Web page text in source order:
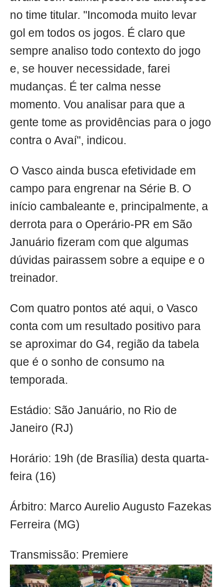
no time titular. "Incomoda muito levar
gol em todos os jogos. É claro que
sempre analiso todo contexto do jogo
e, se houver necessidade, farei
mudanças. É ter calma nesse
momento. Vou analisar para que a
gente tome as providências para o jogo
contra o Avaí", indicou.
O Vasco ainda busca efetividade em
campo para engrenar na Série B. O
início cambaleante e, principalmente, a
derrota para o Operário-PR em São
Januário fizeram com que algumas
dúvidas pairassem sobre a equipe e o
treinador.
Com quatro pontos até aqui, o Vasco
conta com um resultado positivo para
se aproximar do G4, região da tabela
que é o sonho de consumo na
temporada.
Estádio: São Januário, no Rio de
Janeiro (RJ)
Horário: 19h (de Brasília) desta quarta-
feira (16)
Árbitro: Marco Aurelio Augusto Fazekas
Ferreira (MG)
Transmissão: Premiere